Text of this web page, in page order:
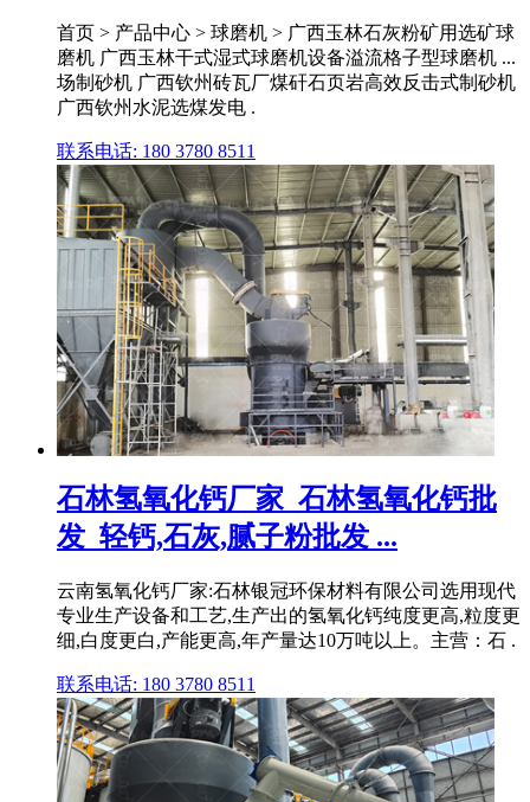
首页 > 产品中心 > 球磨机 > 广西玉林石灰粉矿用选矿球
磨机 广西玉林干式湿式球磨机设备溢流格子型球磨机 ...
场制砂机 广西钦州砖瓦厂煤矸石页岩高效反击式制砂机
广西钦州水泥选煤发电 .
联系电话: 180 3780 8511
石林氢氧化钙厂家_石林氢氧化钙批
发_轻钙,石灰,腻子粉批发 ...
云南氢氧化钙厂家:石林银冠环保材料有限公司选用现代
专业生产设备和工艺,生产出的氢氧化钙纯度更高,粒度更
细,白度更白,产能更高,年产量达10万吨以上。主营：石 .
联系电话: 180 3780 8511